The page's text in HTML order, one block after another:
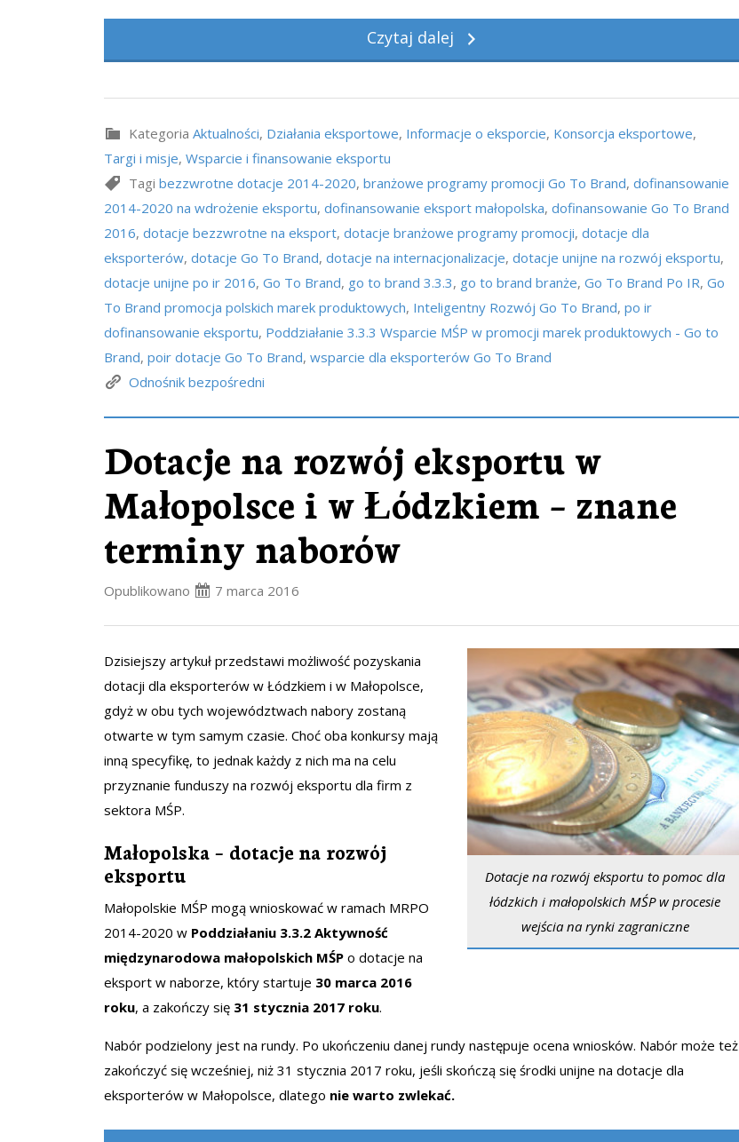
Czytaj dalej
Kategoria Aktualności, Działania eksportowe, Informacje o eksporcie, Konsorcja eksportowe,
Targi i misje, Wsparcie i finansowanie eksportu
Tagi bezzwrotne dotacje 2014-2020, branżowe programy promocji Go To Brand, dofinansowanie
2014-2020 na wdrożenie eksportu, dofinansowanie eksport małopolska, dofinansowanie Go To Brand
2016, dotacje bezzwrotne na eksport, dotacje branżowe programy promocji, dotacje dla
eksporterów, dotacje Go To Brand, dotacje na internacjonalizacje, dotacje unijne na rozwój eksportu,
dotacje unijne po ir 2016, Go To Brand, go to brand 3.3.3, go to brand branże, Go To Brand Po IR, Go
To Brand promocja polskich marek produktowych, Inteligentny Rozwój Go To Brand, po ir
dofinansowanie eksportu, Poddziałanie 3.3.3 Wsparcie MŚP w promocji marek produktowych - Go to
Brand, poir dotacje Go To Brand, wsparcie dla eksporterów Go To Brand
Odnośnik bezpośredni
Dotacje na rozwój eksportu w
Małopolsce i w Łódzkiem – znane
terminy naborów
Opublikowano 7 marca 2016
Dotacje na rozwój eksportu to pomoc dla
łódzkich i małopolskich MŚP w procesie
wejścia na rynki zagraniczne
Dzisiejszy artykuł przedstawi możliwość pozyskania
dotacji dla eksporterów w Łódzkiem i w Małopolsce,
gdyż w obu tych województwach nabory zostaną
otwarte w tym samym czasie. Choć oba konkursy mają
inną specyfikę, to jednak każdy z nich ma na celu
przyznanie funduszy na rozwój eksportu dla firm z
sektora MŚP.
Małopolska – dotacje na rozwój
eksportu
Małopolskie MŚP mogą wnioskować w ramach MRPO
2014-2020 w Poddziałaniu 3.3.2 Aktywność
międzynarodowa małopolskich MŚP o dotacje na
eksport w naborze, który startuje 30 marca 2016
roku, a zakończy się 31 stycznia 2017 roku.
Nabór podzielony jest na rundy. Po ukończeniu danej rundy następuje ocena wniosków. Nabór może też
zakończyć się wcześniej, niż 31 stycznia 2017 roku, jeśli skończą się środki unijne na dotacje dla
eksporterów w Małopolsce, dlatego nie warto zwlekać.